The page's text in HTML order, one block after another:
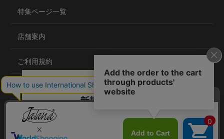
特集ページ一覧
店舗案内
ご利用規約
プライバシーポリシー
特定商取引法について
会社概要